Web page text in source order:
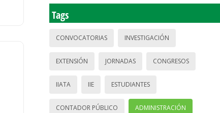
Tags
CONVOCATORIAS INVESTIGACIÓN
EXTENSIÓN JORNADAS CONGRESOS
IIATA IIE ESTUDIANTES
CONTADOR PÚBLICO ADMINISTRACIÓN